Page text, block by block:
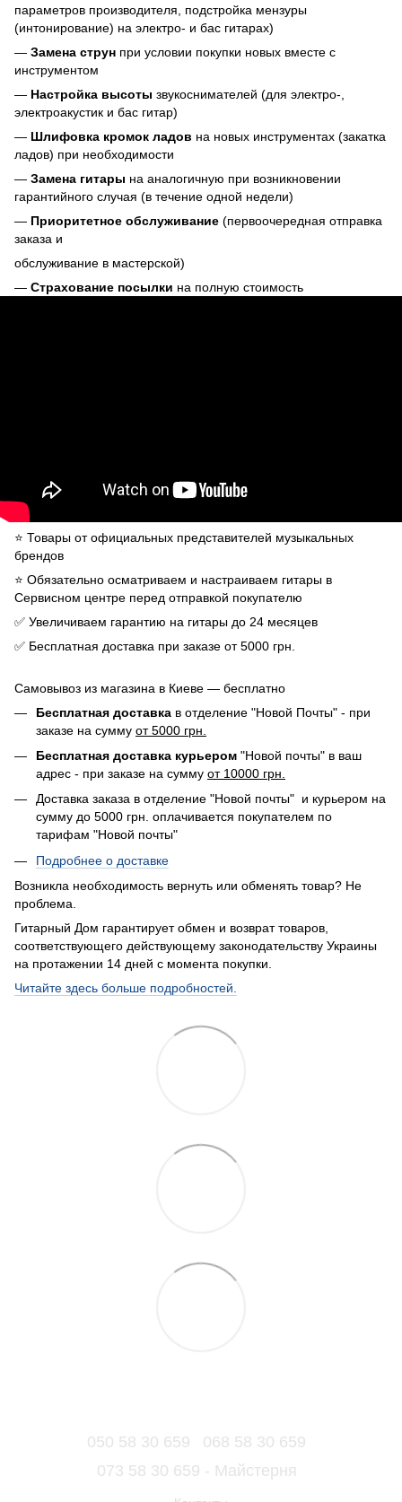
параметров производителя, подстройка мензуры
(интонирование) на электро- и бас гитарах)
— Замена струн при условии покупки новых вместе с
инструментом
— Настройка высоты звукоснимателей (для электро-,
электроакустик и бас гитар)
— Шлифовка кромок ладов на новых инструментах (закатка
ладов) при необходимости
— Замена гитары на аналогичную при возникновении
гарантийного случая (в течение одной недели)
— Приоритетное обслуживание (первоочередная отправка
заказа и
обслуживание в мастерской)
— Страхование посылки на полную стоимость
⭐️ Товары от официальных представителей музыкальных
брендов
⭐️ Обязательно осматриваем и настраиваем гитары в
Сервисном центре перед отправкой покупателю
✅ Увеличиваем гарантию на гитары до 24 месяцев
✅ Бесплатная доставка при заказе от 5000 грн.
Самовывоз из магазина в Киеве — бесплатно
Бесплатная доставка в отделение "Новой Почты" - при
заказе на сумму от 5000 грн.
Бесплатная доставка курьером "Новой почты" в ваш
адрес - при заказе на сумму от 10000 грн.
Доставка заказа в отделение "Новой почты" и курьером на
сумму до 5000 грн. оплачивается покупателем по
тарифам "Новой почты"
Подробнее о доставке
Возникла необходимость вернуть или обменять товар? Не
проблема.
Гитарный Дом гарантирует обмен и возврат товаров,
соответствующего действующему законодательству Украины
на протажении 14 дней с момента покупки.
Читайте здесь больше подробностей.
050 58 30 659
068 58 30 659
073 58 30 659 - Майстерня